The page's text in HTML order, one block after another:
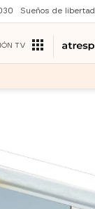
Sueños de libertad
TV